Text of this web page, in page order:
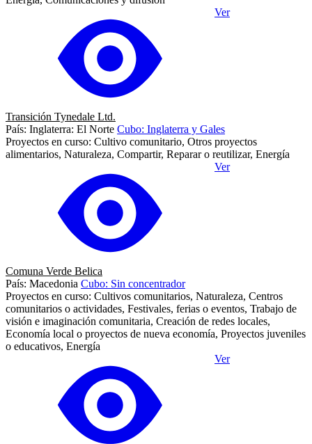
Ver
Transición Tynedale Ltd.
País: Inglaterra: El Norte Cubo: Inglaterra y Gales
Proyectos en curso: Cultivo comunitario, Otros proyectos
alimentarios, Naturaleza, Compartir, Reparar o reutilizar, Energía
Ver
Comuna Verde Belica
País: Macedonia Cubo: Sin concentrador
Proyectos en curso: Cultivos comunitarios, Naturaleza, Centros
comunitarios o actividades, Festivales, ferias o eventos, Trabajo de
visión e imaginación comunitaria, Creación de redes locales,
Economía local o proyectos de nueva economía, Proyectos juveniles
o educativos, Energía
Ver